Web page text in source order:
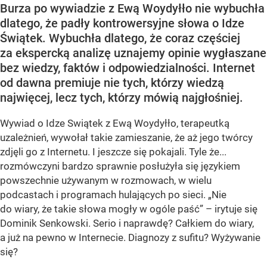
Burza po wywiadzie z Ewą Woydyłło nie wybuchła
dlatego, że padły kontrowersyjne słowa o Idze
Świątek. Wybuchła dlatego, że coraz częściej
za ekspercką analizę uznajemy opinie wygłaszane
bez wiedzy, faktów i odpowiedzialności. Internet
od dawna premiuje nie tych, którzy wiedzą
najwięcej, lecz tych, którzy mówią najgłośniej.
Wywiad o Idze Swiątek z Ewą Woydyłło, terapeutką
uzależnień, wywołał takie zamieszanie, że aż jego twórcy
zdjęli go z Internetu. I jeszcze się pokajali. Tyle że...
rozmówczyni bardzo sprawnie posłużyła się językiem
powszechnie używanym w rozmowach, w wielu
podcastach i programach hulających po sieci. „Nie
do wiary, że takie słowa mogły w ogóle paść” – irytuje się
Dominik Senkowski. Serio i naprawdę? Całkiem do wiary,
a już na pewno w Internecie. Diagnozy z sufitu? Wyżywanie
się?